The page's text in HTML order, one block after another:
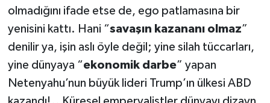
olmadığını ifade etse de, ego patlamasına bir
yenisini kattı. Hani “savaşın kazananı olmaz”
denilir ya, işin aslı öyle değil; yine silah tüccarları,
yine dünyaya “ekonomik darbe” yapan
Netenyahu’nun büyük lideri Trump’ın ülkesi ABD